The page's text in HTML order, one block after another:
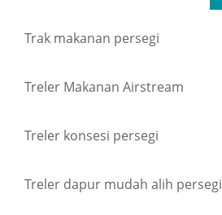
Trak makanan persegi
Treler Makanan Airstream
Treler konsesi persegi
Treler dapur mudah alih persegi